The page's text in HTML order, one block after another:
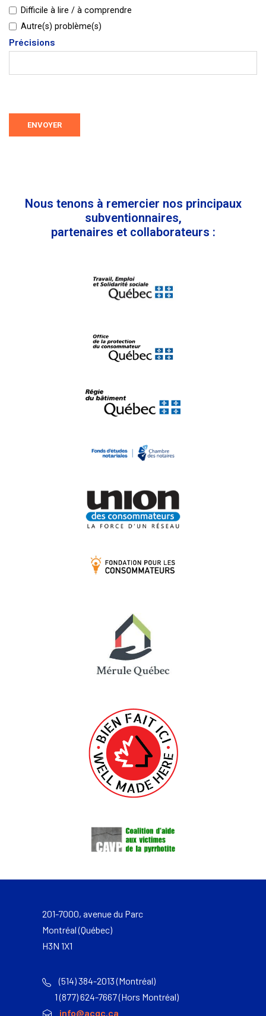
Difficile à lire / à comprendre
Autre(s) problème(s)
Précisions
ENVOYER
Nous tenons à remercier nos principaux
subventionnaires,
partenaires et collaborateurs :
201-7000, avenue du Parc
Montréal (Québec)
H3N 1X1
(514) 384-2013 (Montréal)
1 (877) 624-7667 (Hors Montréal)
info@acqc.ca